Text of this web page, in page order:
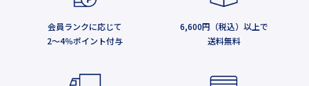
会員ランクに応じて
2～4％ポイント付与
6,600円（税込）以上で
送料無料